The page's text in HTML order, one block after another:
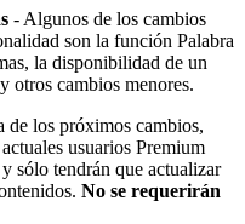
- Algunos de los cambios
son la función Palabra
la disponibilidad de un
otros cambios menores.
de los próximos cambios,
usuarios Premium
sólo tendrán que actualizar
No se requerirán